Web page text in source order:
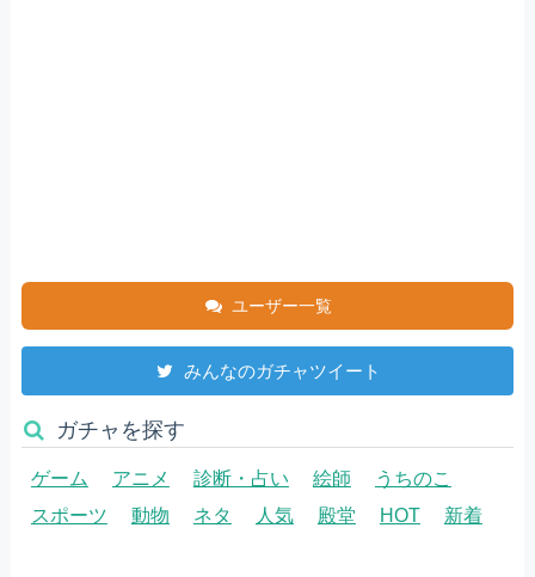
ユーザー一覧
みんなのガチャツイート
ガチャを探す
ゲーム アニメ 診断・占い 絵師
うちのこ
スポーツ
動物 ネタ 人気 殿堂 HOT 新着